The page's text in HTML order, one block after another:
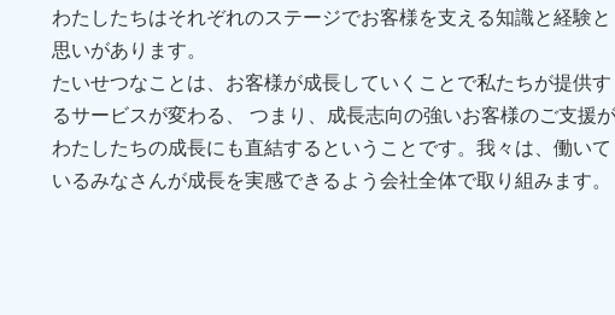
わたしたちはそれぞれのステージでお客様を支える知識と経験と
思いがあります。
たいせつなことは、お客様が成長していくことで私たちが提供す
るサービスが変わる、 つまり、成長志向の強いお客様のご支援が
わたしたちの成長にも直結するということです。我々は、働いて
いるみなさんが成長を実感できるよう会社全体で取り組みます。